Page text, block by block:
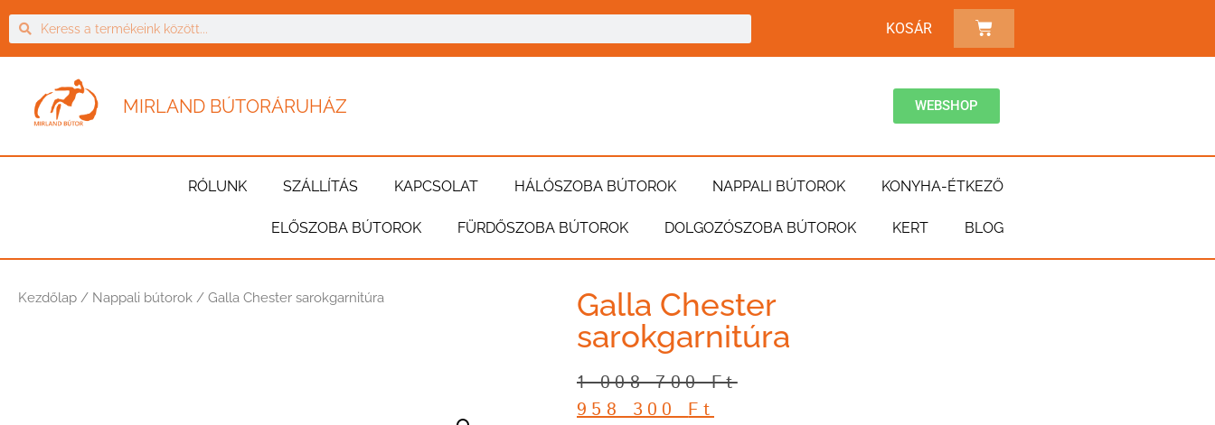
KOSÁR
MIRLAND BÚTORÁRUHÁZ WEBSHOP
RÓLUNK SZÁLLÍTÁS KAPCSOLAT HÁLÓSZOBA BÚTOROK NAPPALI BÚTOROK KONYHA-ÉTKEZŐ
ELŐSZOBA BÚTOROK FÜRDŐSZOBA BÚTOROK DOLGOZÓSZOBA BÚTOROK KERT BLOG
Kezdőlap / Nappali bútorok / Galla Chester sarokgarnitúra
Galla Chester
sarokgarnitúra
1 008 700Ft
958 300Ft